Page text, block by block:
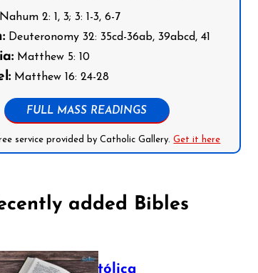
2: 1, 3; 3: 1-3, 6-7
Deuteronomy 32: 35cd-36ab, 39abcd, 41
Matthew 5: 10
Matthew 16: 24-28
FULL MASS READINGS
service provided by Catholic Gallery.Get it here
added Bibles
Bíblia Católica